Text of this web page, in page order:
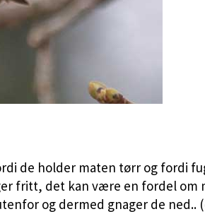
de holder maten tørr og fordi
fritt, det kan være en fordel
og dermed gnager de ned..